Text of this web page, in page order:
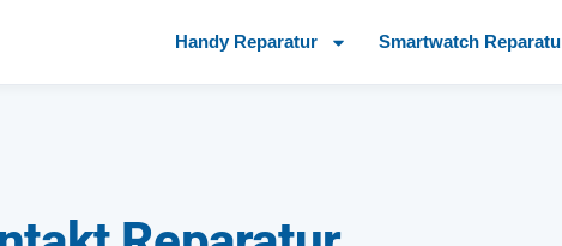
Handy Reparatur Smartwatch